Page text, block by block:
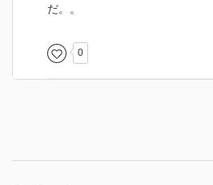
繰り返しになりますが，我々は
だ。。
0